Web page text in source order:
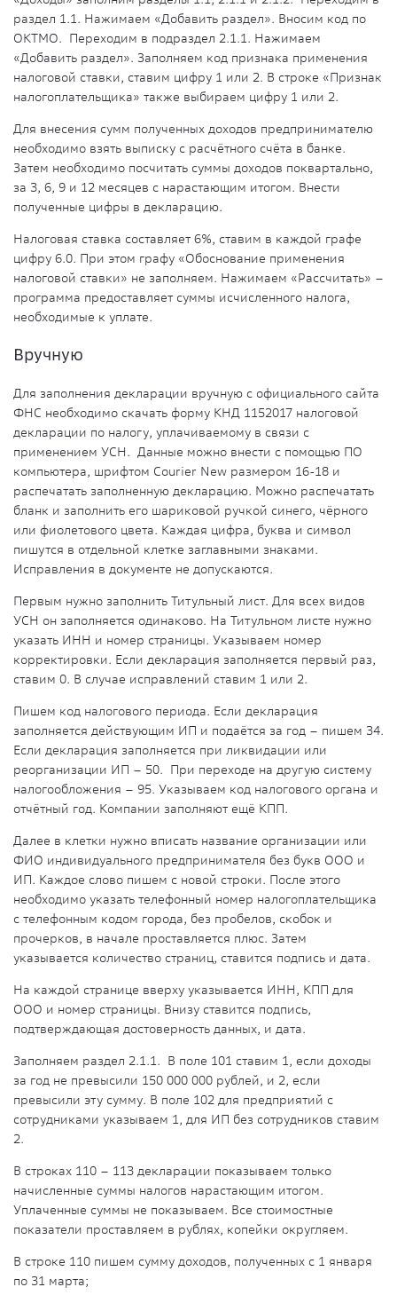
раздел 1.1. Нажимаем «Добавить раздел». Вносим код по
ОКТМО. Переходим в подраздел 2.1.1. Нажимаем
«Добавить раздел». Заполняем код признака применения
налоговой ставки, ставим цифру 1 или 2. В строке «Признак
налогоплательщика» также выбираем цифру 1 или 2.
Для внесения сумм полученных доходов предпринимателю
необходимо взять выписку с расчётного счёта в банке.
Затем необходимо посчитать суммы доходов поквартально,
за 3, 6, 9 и 12 месяцев с нарастающим итогом. Внести
полученные цифры в декларацию.
Налоговая ставка составляет 6%, ставим в каждой графе
цифру 6.0. При этом графу «Обоснование применения
налоговой ставки» не заполняем. Нажимаем «Рассчитать» –
программа предоставляет суммы исчисленного налога,
необходимые к уплате.
Вручную
Для заполнения декларации вручную с официального сайта
ФНС необходимо скачать форму КНД 1152017 налоговой
декларации по налогу, уплачиваемому в связи с
применением УСН. Данные можно внести с помощью ПО
компьютера, шрифтом Courier New размером 16-18 и
распечатать заполненную декларацию. Можно распечатать
бланк и заполнить его шариковой ручкой синего, чёрного
или фиолетового цвета. Каждая цифра, буква и символ
пишутся в отдельной клетке заглавными знаками.
Исправления в документе не допускаются.
Первым нужно заполнить Титульный лист. Для всех видов
УСН он заполняется одинаково. На Титульном листе нужно
указать ИНН и номер страницы. Указываем номер
корректировки. Если декларация заполняется первый раз,
ставим 0. В случае исправлений ставим 1 или 2.
Пишем код налогового периода. Если декларация
заполняется действующим ИП и подаётся за год – пишем 34.
Если декларация заполняется при ликвидации или
реорганизации ИП – 50. При переходе на другую систему
налогообложения – 95. Указываем код налогового органа и
отчётный год. Компании заполняют ещё КПП.
Далее в клетки нужно вписать название организации или
ФИО индивидуального предпринимателя без букв ООО и
ИП. Каждое слово пишем с новой строки. После этого
необходимо указать телефонный номер налогоплательщика
с телефонным кодом города, без пробелов, скобок и
прочерков, в начале проставляется плюс. Затем
указывается количество страниц, ставится подпись и дата.
На каждой странице вверху указывается ИНН, КПП для
ООО и номер страницы. Внизу ставится подпись,
подтверждающая достоверность данных, и дата.
Заполняем раздел 2.1.1. В поле 101 ставим 1, если доходы
за год не превысили 150 000 000 рублей, и 2, если
превысили эту сумму. В поле 102 для предприятий с
сотрудниками указываем 1, для ИП без сотрудников ставим
2.
В строках 110 – 113 декларации показываем только
начисленные суммы налогов нарастающим итогом.
Уплаченные суммы не показываем. Все стоимостные
показатели проставляем в рублях, копейки округляем.
В строке 110 пишем сумму доходов, полученных с 1 января
по 31 марта;